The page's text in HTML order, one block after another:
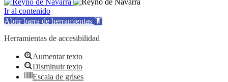
Ir al contenido
Abrir barra de herramientas
Herramientas de accesibilidad
Aumentar texto
Disminuir texto
Escala de grises